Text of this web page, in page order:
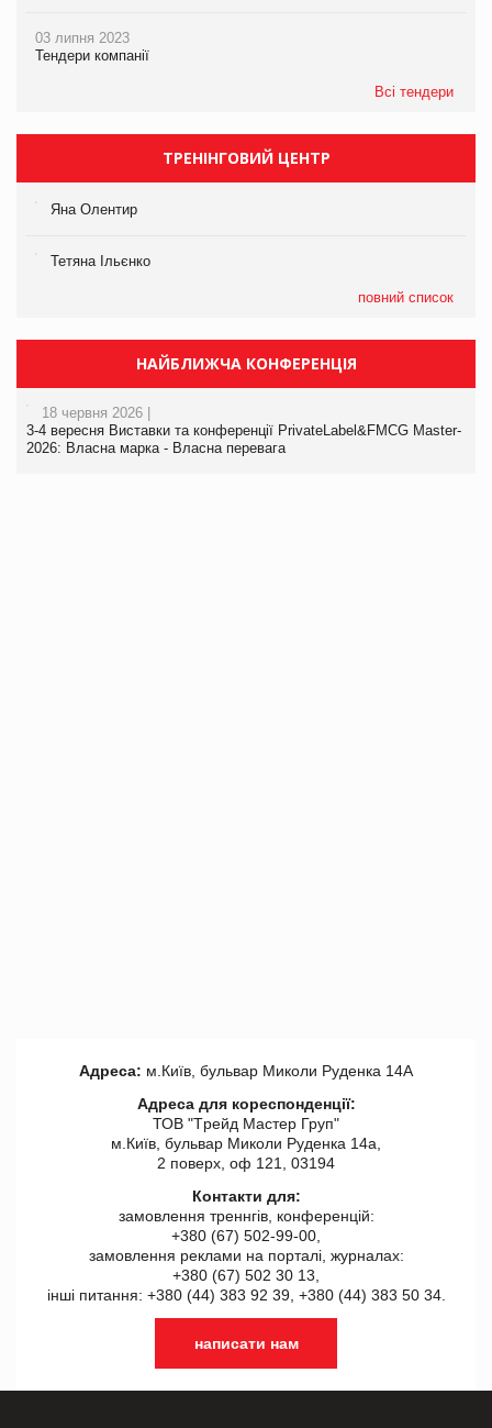
03 липня 2023
Тендери компанії
Всі тендери
ТРЕНІНГОВИЙ ЦЕНТР
Яна Олентир
Тетяна Ільєнко
повний список
НАЙБЛИЖЧА КОНФЕРЕНЦІЯ
18 червня 2026 |
3-4 вересня Виставки та конференції PrivateLabel&FMCG Master-
2026: Власна марка - Власна перевага
Адреса: м.Київ, бульвар Миколи Руденка 14А
Адреса для кореспонденції:
ТОВ "Tрейд Мастер Груп"
м.Київ, бульвар Миколи Руденка 14а,
2 поверх, оф 121, 03194
Контакти для:
замовлення треннгів, конференцій:
+380 (67) 502-99-00,
замовлення реклами на порталі, журналах:
+380 (67) 502 30 13,
інші питання: +380 (44) 383 92 39, +380 (44) 383 50 34.
написати нам